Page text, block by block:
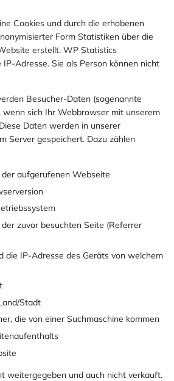
Cookies und durch die erhobenen
Form Statistiken über die
erstellt. WP Statistics
Adresse. Sie als Person können nicht
Besucher-Daten (sogenannte
wenn sich Ihr Webbrowser mit unserem
Daten werden in unserer
Server gespeichert. Dazu zählen
der aufgerufenen Webseite
zuvor besuchten Seite (Referrer
die IP-Adresse des Geräts von welchem
Stadt
die von einer Suchmaschine kommen
weitergegeben und auch nicht verkauft.